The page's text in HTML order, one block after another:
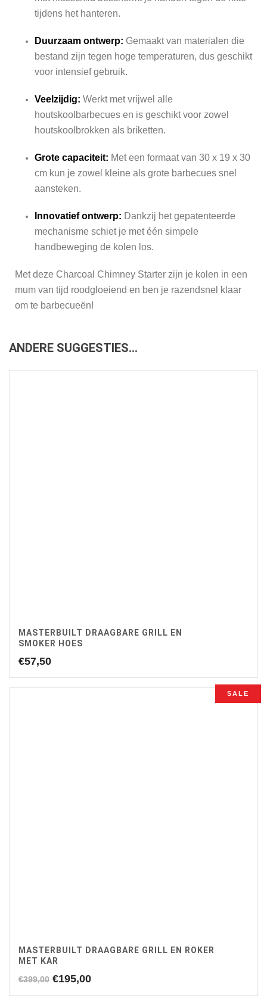
tijdens het hanteren.
Duurzaam ontwerp: Gemaakt van materialen die
bestand zijn tegen hoge temperaturen, dus geschikt
voor intensief gebruik.
Veelzijdig: Werkt met vrijwel alle
houtskoolbarbecues en is geschikt voor zowel
houtskoolbrokken als briketten.
Grote capaciteit: Met een formaat van 30 x 19 x 30
cm kun je zowel kleine als grote barbecues snel
aansteken.
Innovatief ontwerp: Dankzij het gepatenteerde
mechanisme schiet je met één simpele
handbeweging de kolen los.
Met deze Charcoal Chimney Starter zijn je kolen in een
mum van tijd roodgloeiend en ben je razendsnel klaar
om te barbecueën!
ANDERE SUGGESTIES…
MASTERBUILT DRAAGBARE GRILL EN
SMOKER HOES
€57,50
SALE
MASTERBUILT DRAAGBARE GRILL EN ROKER
MET KAR
€399,00 Oorspronkelijke
€195,00Huidige